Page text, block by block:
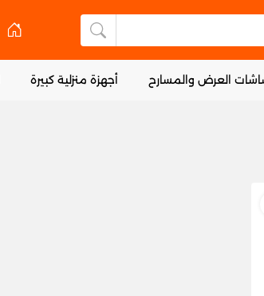
البحث عن المنتجات
العرض والمسارح أجهزة منزلية كبيرة